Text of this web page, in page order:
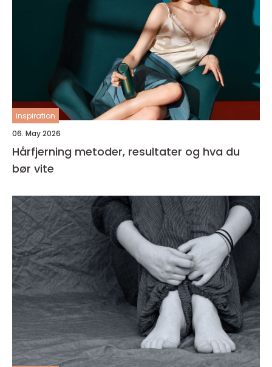
inspiration
06. May 2026
Hårfjerning metoder, resultater og hva du
bør vite